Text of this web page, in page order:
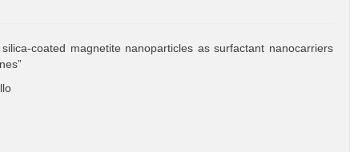
coated magnetite nanoparticles as surfactant nanocarriers